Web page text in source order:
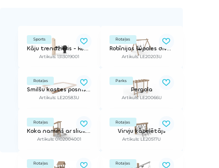
Sports
Kāju trenažieris - Regulējama pretestība
Artikuls: 1313019001
Rotaļas
Robīnijas šūpoles divvietīgas (ar riepas un parasto sēdeklīti)
Artikuls: LE20203U
Rotaļas
Smilšu kastes posms, tips 3 (2m)
Artikuls: LE20583U
Parks
Pergola
Artikuls: LE20066U
Rotaļas
Koka namiņš ar slidkalniņu
Artikuls: 0102004001
Rotaļas
Virvju kāpelētājs
Artikuls: LE20517U
Rotaļas Rotaļas